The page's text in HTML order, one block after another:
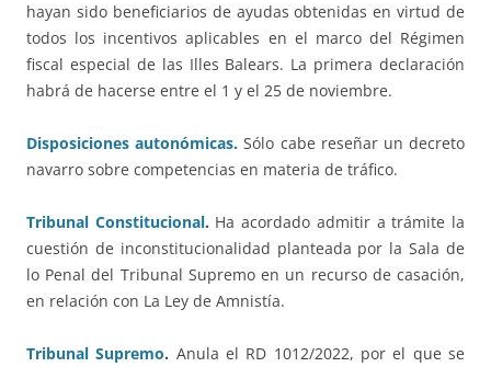
hayan sido beneficiarios de ayudas obtenidas en virtud de
todos los incentivos aplicables en el marco del Régimen
fiscal especial de las Illes Balears. La primera declaración
habrá de hacerse entre el 1 y el 25 de noviembre.
Disposiciones autonómicas. Sólo cabe reseñar un decreto
navarro sobre competencias en materia de tráfico.
Tribunal Constitucional. Ha acordado admitir a trámite la
cuestión de inconstitucionalidad planteada por la Sala de
lo Penal del Tribunal Supremo en un recurso de casación,
en relación con La Ley de Amnistía.
Tribunal Supremo. Anula el RD 1012/2022, por el que se